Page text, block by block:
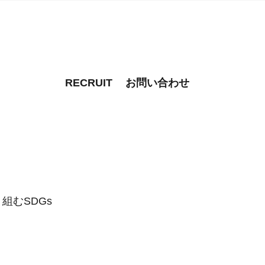
むSDGs
RECRUIT お問い合わせ